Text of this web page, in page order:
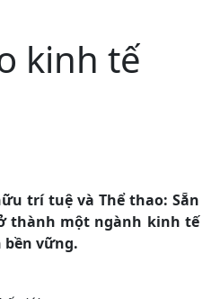
kinh tế
trí tuệ và Thể thao: Sẵn
thành một ngành kinh tế
vững.